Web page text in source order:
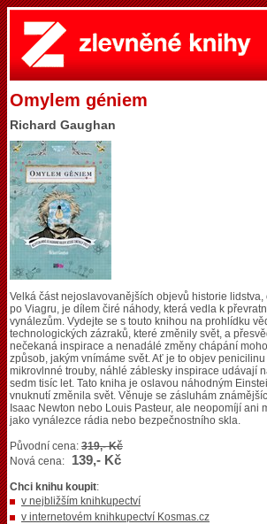
Omylem géniem
Richard Gaughan
Velká část nejoslavovanějších objevů historie
po Viagru, je dílem čiré náhody, která vedla k
vynálezům. Vydejte se s touto knihou na prohlídku
technologických zázraků, které změnily svět, a
nečekaná inspirace a nenadálé změny chápání
způsob, jakým vnímáme svět. Ať je to objev
mikrovlnné trouby, náhlé záblesky inspirace udávají
sedm tisíc let. Tato kniha je oslavou náhodným
vnuknutí změnila svět. Věnuje se zásluhám
Isaac Newton nebo Louis Pasteur, ale neopomíjí ani
jako vynálezce rádia nebo bezpečnostního skla.
Původní cena: 319,- Kč
Nová cena:
139,- Kč
Chci knihu koupit:
v nejbližším knihkupectví
v internetovém knihkupectví Kosmas.cz